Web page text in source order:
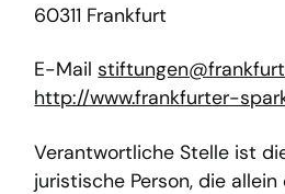
​60311 Frankfurt
E-Mail
http://www.frankfurter-
Verantwortliche Stelle ist
juristische Person, die